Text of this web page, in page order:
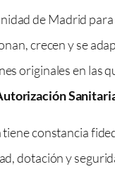
de Madrid
crecen y se
originales en las
constancia
dotación y